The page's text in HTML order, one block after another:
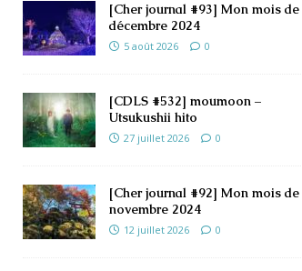
[Cher journal #93] Mon mois de
décembre 2024
5 août 2026 0
[CDLS #532] moumoon –
Utsukushii hito
27 juillet 2026 0
[Cher journal #92] Mon mois de
novembre 2024
12 juillet 2026 0